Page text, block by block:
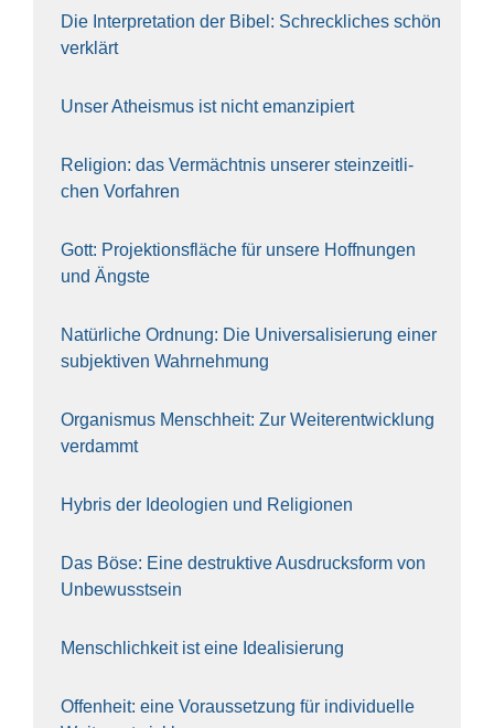
Die Inter­pre­ta­ti­on der Bibel: Schreck­li­ches schön
ver­klärt
Unser Athe­is­mus ist nicht eman­zi­piert
Reli­gi­on: das Ver­mächt­nis unse­rer stein­zeit­li­
chen Vor­fah­ren
Gott: Pro­jek­ti­ons­flä­che für unse­re Hoff­nun­gen
und Ängs­te
Natür­li­che Ord­nung: Die Uni­ver­sa­li­sie­rung einer
sub­jek­ti­ven Wahr­neh­mung
Orga­nis­mus Mensch­heit: Zur Wei­ter­ent­wick­lung
ver­dammt
Hybris der Ideo­lo­gien und Reli­gio­nen
Das Böse: Eine destruk­ti­ve Aus­drucks­form von
Unbe­wusst­sein
Mensch­lich­keit ist eine Idea­li­sie­rung
Offen­heit: eine Vor­aus­set­zung für indi­vi­du­el­le